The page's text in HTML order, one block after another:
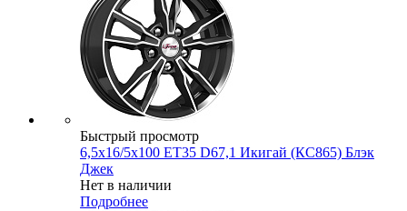
Быстрый просмотр
6,5x16/5x100 ET35 D67,1 Икигай (КС865) Блэк
Джек
Нет в наличии
Подробнее